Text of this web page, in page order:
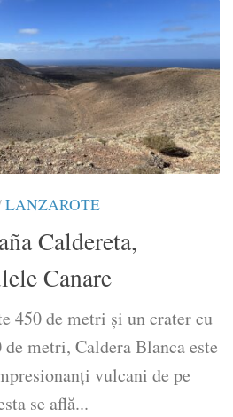
LANZAROTE
Caldereta,
Canare
450 de metri și un crater cu
metri, Caldera Blanca este
vulcani de pe
se află...